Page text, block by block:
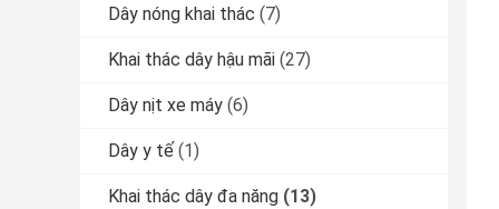
Dây nóng khai thác (7)
Khai thác dây hậu mãi (27)
Dây nịt xe máy (6)
Dây y tế (1)
Khai thác dây đa năng (13)